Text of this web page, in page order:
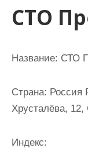
СТО
Название: СТО
Страна: Россия
Хрусталёва, 12,
Индекс: